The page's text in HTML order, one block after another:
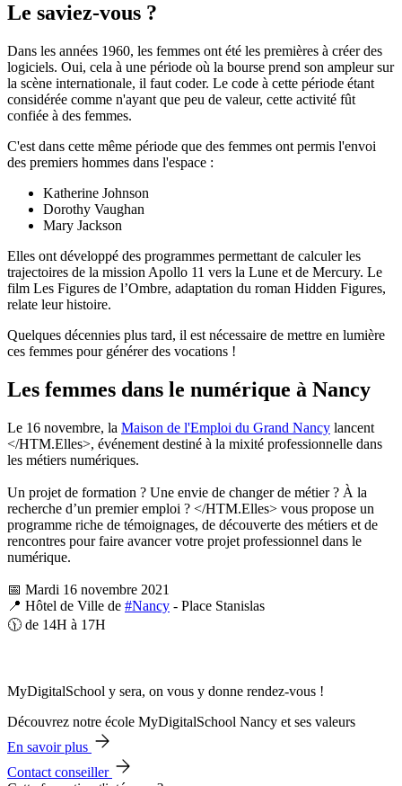
Le saviez-vous ?
Dans les années 1960, les femmes ont été les premières à créer des
logiciels. Oui, cela à une période où la bourse prend son ampleur sur
la scène internationale, il faut coder. Le code à cette période étant
considérée comme n'ayant que peu de valeur, cette activité fût
confiée à des femmes.
C'est dans cette même période que des femmes ont permis l'envoi
des premiers hommes dans l'espace :
Katherine Johnson
Dorothy Vaughan
Mary Jackson
Elles ont développé des programmes permettant de calculer les
trajectoires de la mission Apollo 11 vers la Lune et de Mercury. Le
film Les Figures de l’Ombre, adaptation du roman Hidden Figures,
relate leur histoire.
Quelques décennies plus tard, il est nécessaire de mettre en lumière
ces femmes pour générer des vocations !
Les femmes dans le numérique à Nancy
Le 16 novembre, la Maison de l'Emploi du Grand Nancy lancent
</HTM.Elles>, événement destiné à la mixité professionnelle dans
les métiers numériques.
Un projet de formation ? Une envie de changer de métier ? À la
recherche d’un premier emploi ? </HTM.Elles> vous propose un
programme riche de témoignages, de découverte des métiers et de
rencontres pour faire avancer votre projet professionnel dans le
numérique.
📅 Mardi 16 novembre 2021
📍 Hôtel de Ville de #Nancy - Place Stanislas
🕦 de 14H à 17H
MyDigitalSchool y sera, on vous y donne rendez-vous !
Découvrez notre école MyDigitalSchool Nancy et ses valeurs
En savoir plus
Contact conseiller